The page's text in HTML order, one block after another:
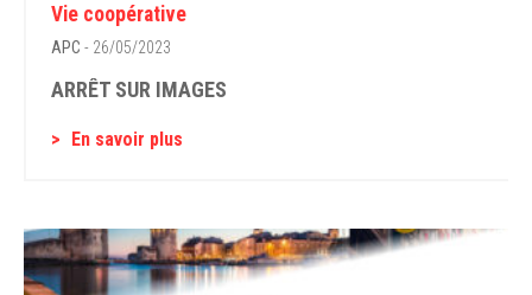
Vie coopérative
APC - 26/05/2023
ARRÊT SUR IMAGES
En savoir plus